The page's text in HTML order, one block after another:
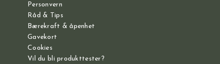
Personvern
Råd & Tips
Bærekraft & åpenhet
Gavekort
Cookies
Vil du bli produkttester?